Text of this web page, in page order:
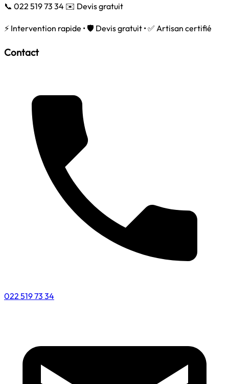
📞 022 519 73 34 ✉️ Devis gratuit
⚡ Intervention rapide • 🛡️ Devis gratuit • ✅ Artisan certifié
Contact
022 519 73 34